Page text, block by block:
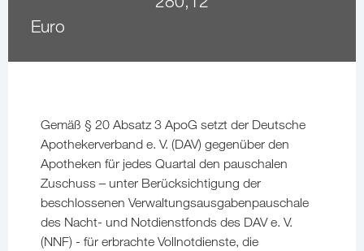
Euro
Gemäß § 20 Absatz 3 ApoG setzt der Deutsche
Apothekerverband e. V. (DAV) gegenüber den
Apotheken für jedes Quartal den pauschalen
Zuschuss – unter Berücksichtigung der
beschlossenen Verwaltungsausgabenpauschale
des Nacht- und Notdienstfonds des DAV e. V.
(NNF) - für erbrachte Vollnotdienste, die